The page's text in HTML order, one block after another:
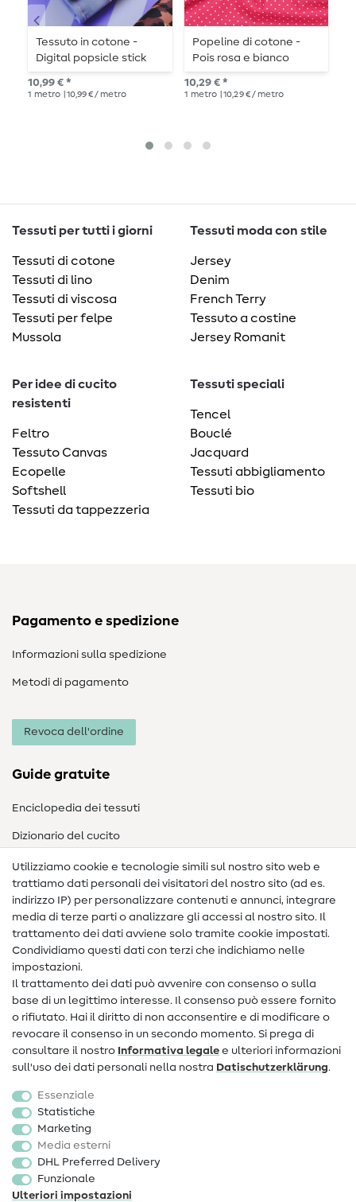
Tessuto in cotone -
Digital popsicle stick
azzurro
10,99 € *
1 metro | 10,99 € / metro
Popeline di cotone -
Pois rosa e bianco
10,29 € *
1 metro | 10,29 € / metro
Tessuti per tutti i giorni
Tessuti di cotone
Tessuti di lino
Tessuti di viscosa
Tessuti per felpe
Mussola
Tessuti moda con stile
Jersey
Denim
French Terry
Tessuto a costine
Jersey Romanit
Per idee di cucito
resistenti
Feltro
Tessuto Canvas
Ecopelle
Softshell
Tessuti da tappezzeria
Tessuti speciali
Tencel
Bouclé
Jacquard
Tessuti abbigliamento
Tessuti bio
Pagamento e spedizione
Informazioni sulla spedizione
Metodi di pagamento
Revoca dell'ordine
Guide gratuite
Enciclopedia dei tessuti
Dizionario del cucito
Nähanleitungen
Assistenza e contatto
Contatto
Informazioni sul nuovo proprietario
FAQ
Diritto di recesso
Popolare
Accessori cucito
Sale
Utilizziamo cookie e tecnologie simili sul nostro sito web e
trattiamo dati personali dei visitatori del nostro sito (ad es.
indirizzo IP) per personalizzare contenuti e annunci, integrare
media di terze parti o analizzare gli accessi al nostro sito. Il
trattamento dei dati avviene solo tramite cookie impostati.
Condividiamo questi dati con terzi che indichiamo nelle
impostazioni.
Il trattamento dei dati può avvenire con consenso o sulla
base di un legittimo interesse. Il consenso può essere fornito
o rifiutato. Hai il diritto di non acconsentire e di modificare o
revocare il consenso in un secondo momento. Si prega di
consultare il nostro Informativa legale e ulteriori informazioni
sull'uso dei dati personali nella nostra Dati­schutz­erklärung.
Essenziale
Statistiche
Marketing
Media esterni
DHL Preferred Delivery
Funzionale
Ulteriori impostazioni